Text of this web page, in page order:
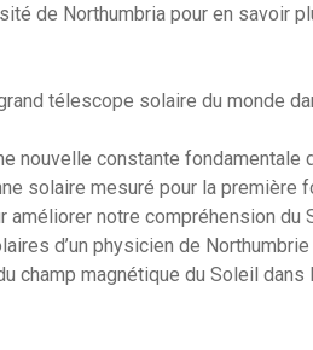
de Northumbria pour en savoir
télescope solaire du monde
nouvelle constante fondamentale
solaire mesuré pour la première
notre compréhension du
d’un physicien de Northumbrie
champ magnétique du Soleil dans